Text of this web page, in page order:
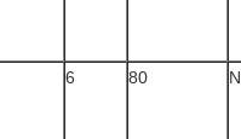
6 80